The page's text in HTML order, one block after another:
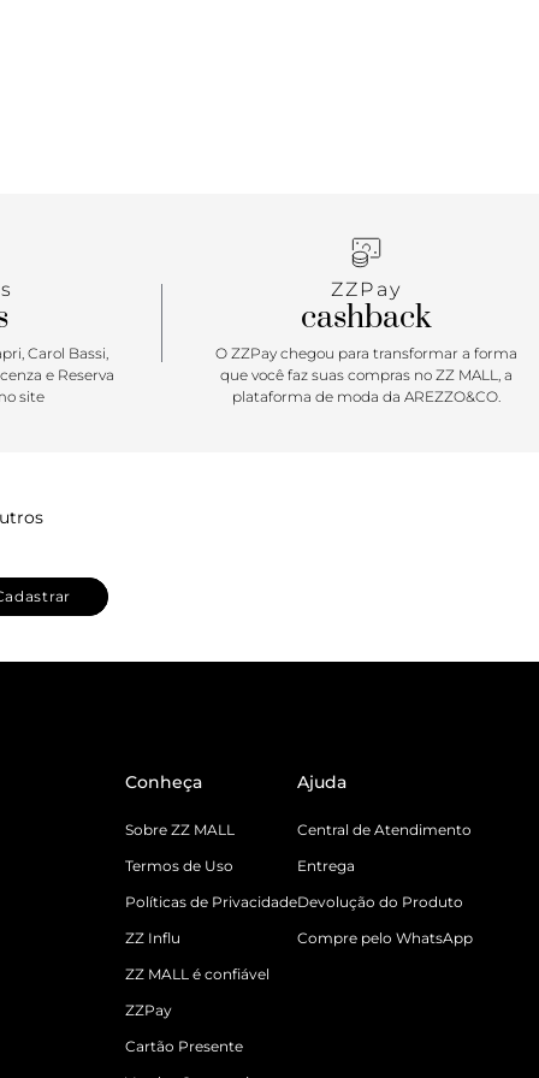
Carol Bassi,
e Reserva
site
ZZPay
cashback
O ZZPay chegou para transformar a forma
que você faz suas compras no ZZ MALL, a
plataforma de moda da AREZZO&CO.
Conheça
Sobre ZZ MALL
Termos de Uso
Políticas de Privacidade
ZZ Influ
ZZ MALL é confiável
ZZPay
Cartão Presente
Ajuda
Central de Atendimento
Entrega
Devolução do Produto
Compre pelo WhatsApp